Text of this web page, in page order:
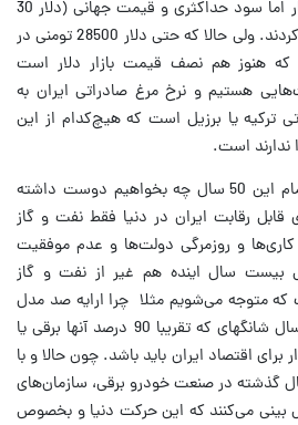
می‌شد و آنها هم با پرت بسیار اما سود حداکثری و قیمت جهانی (دلار 30
هزار تومنی)آن مثلا صادر می کردند. ولی حالا که حتی دلار 28500 تومنی در
که هنوز هم نصف قیمت بازار دلار است
هستیم و نرخ مرغ صادراتی ایران به
ترکیه یا برزیل است که هیچ‌کدام از این
ندارند است.
حقیقت این است که در تمام این 50 سال چه بخواهیم دوست داشته
قابل رقابت ایران در دنیا فقط نفت و گاز
و روزمرگی دولت‌ها و عدم موفقیت
بیست سال اینده هم غیر از نفت و گاز
متوجه می‌شویم مثلا چرا ارایه صد مدل
جدید خودرو در نمایشگاه امسال شانگهای که تقریبا 90 درصد آنها برقی یا
اقتصاد ایران باید باشد. چون حالا و با
گذشته در صنعت خودرو برقی، سازمان‌های
بینی می‌کنند که این حرکت دنیا و بخصوص